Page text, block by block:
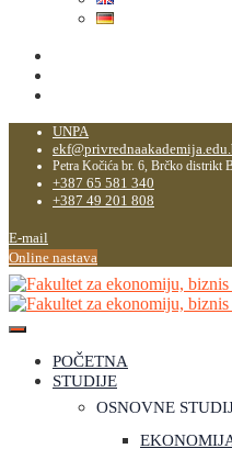
UNPA
Petra Kočića br. 6, Brčko distrikt
+387 65 581 340
+387 49 201 808
E-mail
Online nastava
POČETNA
STUDIJE
OSNOVNE